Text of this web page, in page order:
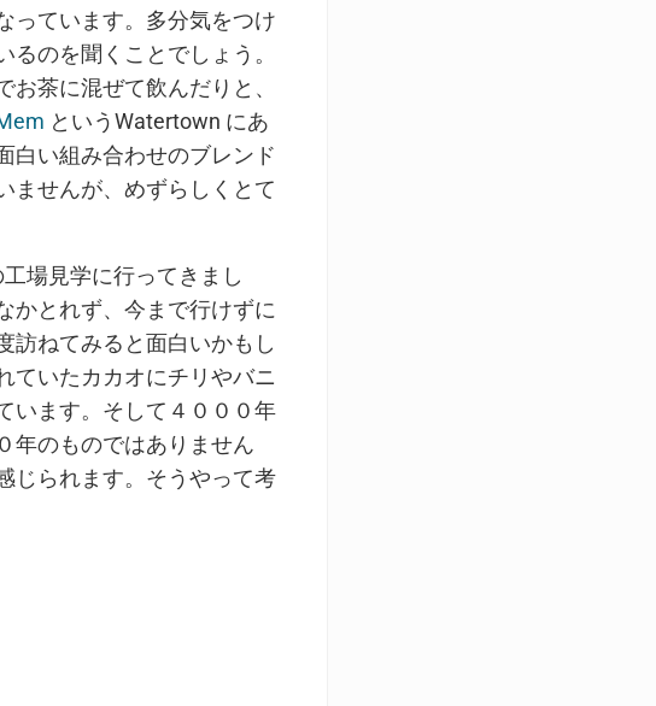
っています。多分気をつけ
のを聞くことでしょう。
茶に混ぜて飲んだりと、
というWatertown にあ
白い組み合わせのブレンド
ませんが、めずらしくとて
場見学に行ってきまし
かとれず、今まで行けずに
訪ねてみると面白いかもし
ていたカカオにチリやバニ
います。そして４０００年
年のものではありません
じられます。そうやって考